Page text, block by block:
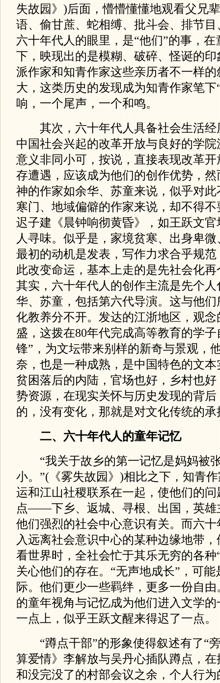
失故园》)后面，懵懵懂懂地观看父兄
语、偷甘蔗、蛇相缚、批斗会、排节目
六十年代人的眼里，是“他们”的事，
下，映现出的是模糊、破碎、怪诞的
派作家和知青作家这些亲历者不一样
大，这类历史的发现成为知青作家笔下
响，一个尾声，一个和鸣。
其次，六十年代人具备社会生活经
中国社会兴起的改革开放与良好的学
意义非同小可，按说，直接表现改革
存遭遇，应该成为他们的创作优势，
神的作家如余华、苏童来说，似乎对
寒门、地域偏僻的作家来说，却不得
迟子建《晨钟响彻黄昏》，如王跃文
人寻味。似乎是，家境贫寒、出身卑
最初的动机是发表，写作力求合乎规
此改变命运，基本上走的是先社会化
其实，六十年代人的创作主流是先个
华、苏童，包括第六代导演。这与他
化教养分不开。发达的江浙地区，观
盛，这拨在80年代完成高等教育的学
锋”，为文坛带来别样的新奇与景观，
奈，也是一种成熟，是中国特色的文
贫困落后的内陆，官场也好，乡村也
势资源，在现实关怀与历史发现的背
的，没有变化，那就是对文化传统的
二、六十年代人的童年记忆
“我关于故乡的第一记忆是妈妈被
小。”(《雾失故园》)相比之下，知青
运和江山社稷联系在一起，使他们的
点——下乡、返城、寻根、出国，英雄
他们强烈的社会中心意识有关。而六
入远离社会意识中心的某种边缘地带
看世界时，全社会忙于其乐无穷的各种
关心他们的存在。“无声地成长”，可
际。他们更少一些羁绊，更多一份自
的童年视角与记忆成为他们进入文学
一点上，似乎王跃文醒来得迟了一点。
“蹲点干部”的形象使得叙述有了“
算爱情》李解放与吴丹心插队蹲点，
和没完没了的村部会议之余，个人行